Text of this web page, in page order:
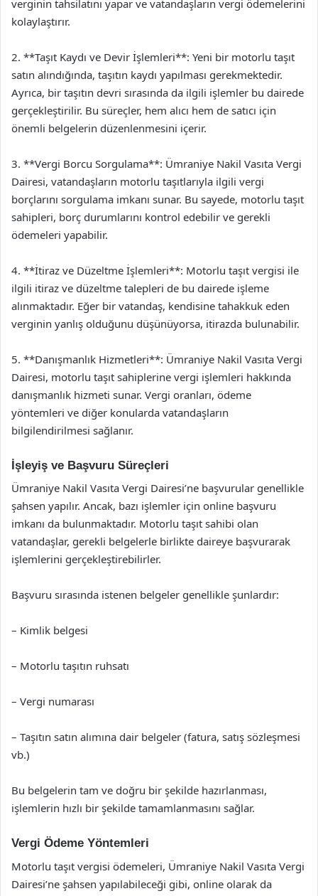
verginin tahsilatını yapar ve vatandaşların vergi ödemelerini
kolaylaştırır.
2. **Taşıt Kaydı ve Devir İşlemleri**: Yeni bir motorlu taşıt
satın alındığında, taşıtın kaydı yapılması gerekmektedir.
Ayrıca, bir taşıtın devri sırasında da ilgili işlemler bu dairede
gerçekleştirilir. Bu süreçler, hem alıcı hem de satıcı için
önemli belgelerin düzenlenmesini içerir.
3. **Vergi Borcu Sorgulama**: Ümraniye Nakil Vasıta Vergi
Dairesi, vatandaşların motorlu taşıtlarıyla ilgili vergi
borçlarını sorgulama imkanı sunar. Bu sayede, motorlu taşıt
sahipleri, borç durumlarını kontrol edebilir ve gerekli
ödemeleri yapabilir.
4. **İtiraz ve Düzeltme İşlemleri**: Motorlu taşıt vergisi ile
ilgili itiraz ve düzeltme talepleri de bu dairede işleme
alınmaktadır. Eğer bir vatandaş, kendisine tahakkuk eden
verginin yanlış olduğunu düşünüyorsa, itirazda bulunabilir.
5. **Danışmanlık Hizmetleri**: Ümraniye Nakil Vasıta Vergi
Dairesi, motorlu taşıt sahiplerine vergi işlemleri hakkında
danışmanlık hizmeti sunar. Vergi oranları, ödeme
yöntemleri ve diğer konularda vatandaşların
bilgilendirilmesi sağlanır.
İşleyiş ve Başvuru Süreçleri
Ümraniye Nakil Vasıta Vergi Dairesi’ne başvurular genellikle
şahsen yapılır. Ancak, bazı işlemler için online başvuru
imkanı da bulunmaktadır. Motorlu taşıt sahibi olan
vatandaşlar, gerekli belgelerle birlikte daireye başvurarak
işlemlerini gerçekleştirebilirler.
Başvuru sırasında istenen belgeler genellikle şunlardır:
– Kimlik belgesi
– Motorlu taşıtın ruhsatı
– Vergi numarası
– Taşıtın satın alımına dair belgeler (fatura, satış sözleşmesi
vb.)
Bu belgelerin tam ve doğru bir şekilde hazırlanması,
işlemlerin hızlı bir şekilde tamamlanmasını sağlar.
Vergi Ödeme Yöntemleri
Motorlu taşıt vergisi ödemeleri, Ümraniye Nakil Vasıta Vergi
Dairesi’ne şahsen yapılabileceği gibi, online olarak da